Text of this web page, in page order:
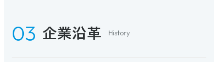
企業沿革 History